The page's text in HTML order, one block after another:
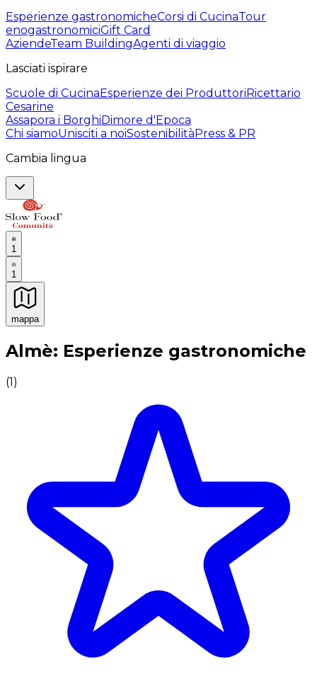
Esperienze gastronomicheCorsi di CucinaTour
enogastronomiciGift Card
AziendeTeam BuildingAgenti di viaggio
Lasciati ispirare
Scuole di CucinaEsperienze dei ProduttoriRicettario
Cesarine
Assapora i BorghiDimore d'Epoca
Chi siamoUnisciti a noiSostenibilitàPress & PR
Cambia lingua
1
1
mappa
Esperienze culinarie indimenticabili: Esperienze
Almè: Esperienze gastronomiche
(1)